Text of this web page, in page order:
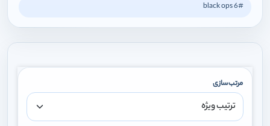
#black ops 6
مرتب‌سازی